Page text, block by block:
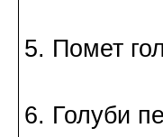
5. Помет
6. Голуби